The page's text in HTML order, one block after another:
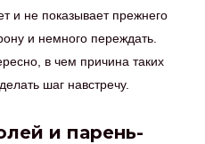
и не показывает прежнего
и немного переждать.
в чем причина таких
шаг навстречу.
и парень-